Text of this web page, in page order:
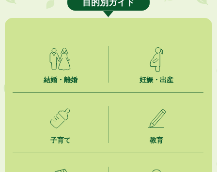
就職・転職相談会のご案内
2026年8月6日
ジュビロ磐田（情報提供・お知らせ）
目的別ガイド
結婚・離婚 妊娠・出産
子育て 教育